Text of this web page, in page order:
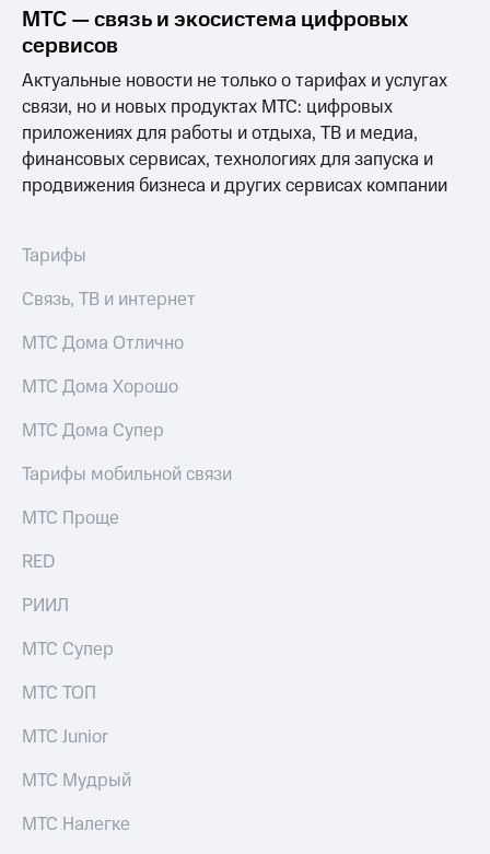
МТС
о технологиях
Достижения
Интервью
Финансовая
в
Корпоративное
секретарь
информации
Собрания
акционеров
Личный
кабинет
Акционерный
Контроль
аудит
МТС — связь и экосистема цифровых
сервисов
Актуальные новости не только о тарифах и услугах
связи, но и новых продуктах МТС: цифровых
приложениях для работы и отдыха, ТВ и медиа,
финансовых сервисах, технологиях для запуска и
продвижения бизнеса и других сервисах компании
Тарифы
Связь, ТВ и интернет
МТС Дома Отлично
МТС Дома Хорошо
МТС Дома Супер
Тарифы мобильной связи
МТС Проще
RED
РИИЛ
МТС Супер
МТС ТОП
МТС Junior
МТС Мудрый
МТС Налегке